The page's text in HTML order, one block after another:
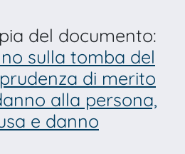
del documento:
sulla tomba del
di merito
alla persona,
e danno